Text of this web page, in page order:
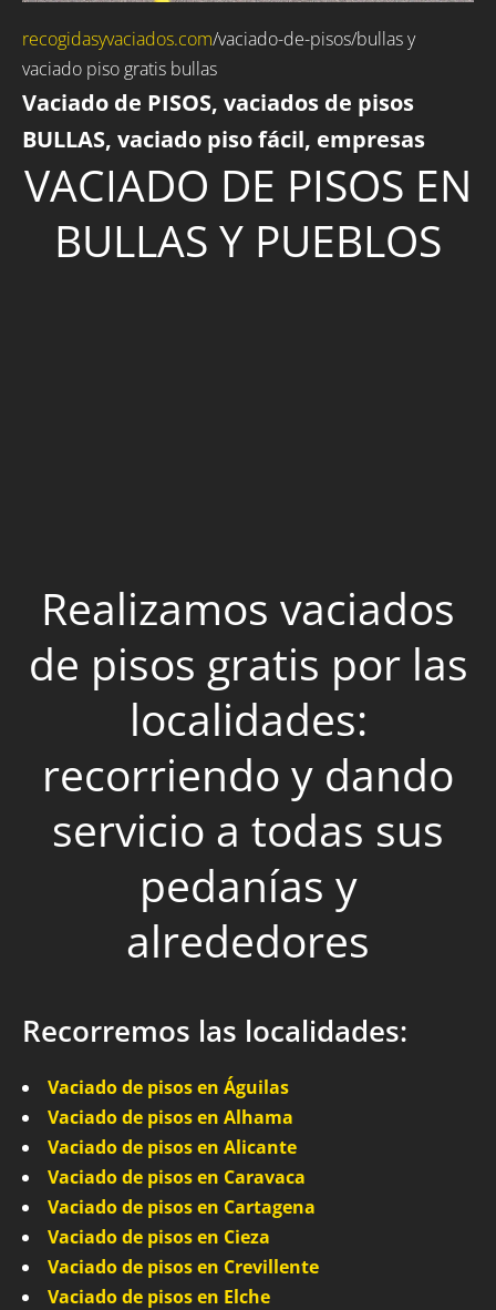
recogidasyvaciados.com/vaciado-de-pisos/bullas y
vaciado piso gratis bullas
Vaciado de PISOS, vaciados de pisos
BULLAS, vaciado piso fácil, empresas
VACIADO DE PISOS EN
BULLAS Y PUEBLOS
Realizamos vaciados
de pisos gratis por las
localidades:
recorriendo y dando
servicio a todas sus
pedanías y
alrededores
Recorremos las localidades:
Vaciado de pisos en Águilas
Vaciado de pisos en Alhama
Vaciado de pisos en Alicante
Vaciado de pisos en Caravaca
Vaciado de pisos en Cartagena
Vaciado de pisos en Cieza
Vaciado de pisos en Crevillente
Vaciado de pisos en Elche